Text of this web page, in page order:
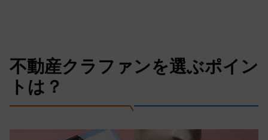
不動産クラファンを選ぶポイン
トは？